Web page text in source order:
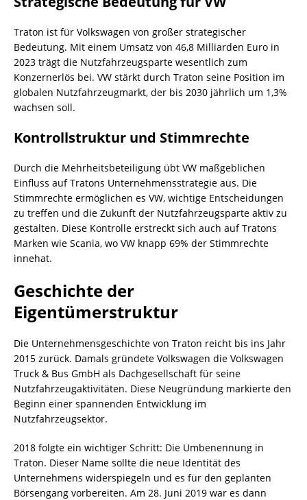
Traton ist für Volkswagen von großer strategischer
Bedeutung. Mit einem Umsatz von 46,8 Milliarden Euro in
2023 trägt die Nutzfahrzeugsparte wesentlich zum
Konzernerlös bei. VW stärkt durch Traton seine Position im
globalen Nutzfahrzeugmarkt, der bis 2030 jährlich um 1,3%
wachsen soll.
Kontrollstruktur und Stimmrechte
Durch die Mehrheitsbeteiligung übt VW maßgeblichen
Einfluss auf Tratons Unternehmensstrategie aus. Die
Stimmrechte ermöglichen es VW, wichtige Entscheidungen
zu treffen und die Zukunft der Nutzfahrzeugsparte aktiv zu
gestalten. Diese Kontrolle erstreckt sich auch auf Tratons
Marken wie Scania, wo VW knapp 69% der Stimmrechte
innehat.
Geschichte der
Eigentümerstruktur
Die Unternehmensgeschichte von Traton reicht bis ins Jahr
2015 zurück. Damals gründete Volkswagen die Volkswagen
Truck & Bus GmbH als Dachgesellschaft für seine
Nutzfahrzeugaktivitäten. Diese Neugründung markierte den
Beginn einer spannenden Entwicklung im
Nutzfahrzeugsektor.
2018 folgte ein wichtiger Schritt: Die Umbenennung in
Traton. Dieser Name sollte die neue Identität des
Unternehmens widerspiegeln und es für den geplanten
Börsengang vorbereiten. Am 28. Juni 2019 war es dann